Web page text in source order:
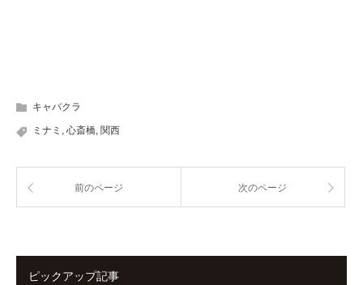
キャバクラ
ミナミ , 心斎橋, 関西
前のページ 次のページ
ピックアップ記事